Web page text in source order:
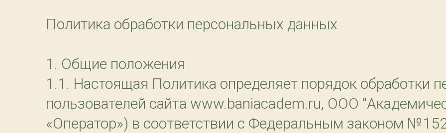
Политика обработки персональных данных
1. Общие положения
1.1. Настоящая Политика определяет порядок обработки
пользователей сайта www.baniacadem.ru, ООО
«Оператор») в соответствии с Федеральным законом